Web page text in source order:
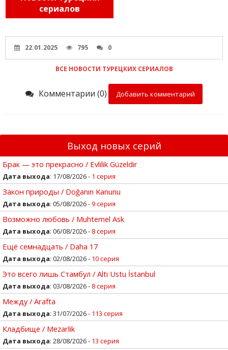
сериалов
22.01.2025 795 0
ВСЕ НОВОСТИ ТУРЕЦКИХ СЕРИАЛОВ
Комментарии (0) Добавить комментарий
Выход новых серий
Брак — это прекрасно / Evlilik Güzeldir
Дата выхода: 17/08/2026 - 1 серия
Закон природы / Doğanın Kanunu
Дата выхода: 05/08/2026 -9 серия
Возможно любовь / Muhtemel Ask
Дата выхода: 06/08/2026 - 8 серия
Ещё семнадцать / Daha 17
Дата выхода: 02/08/2026 - 10 серия
Это всего лишь Стамбул / Altı Ustu İstanbul
Дата выхода: 03/08/2026 - 8 серия
Между / Arafta
Дата выхода: 31/07/2026 - 113 серия
Кладбище / Mezarlik
Дата выхода: 28/08/2026 - 13 серия